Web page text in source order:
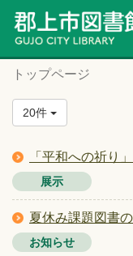
トップページ
20件
「平和への祈り
展示
夏休み課題図書
お知らせ